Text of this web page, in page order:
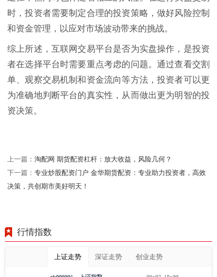
时，投资者需要制定合理的投资策略，做好风险控制
和资金管理，以应对市场波动带来的挑战。
综上所述，互联网交易平台是否为实盘操作，是投资
者在选择平台时需要重点考虑的问题。通过查看交割
单、观察交易机制和资金流向等方法，投资者可以更
为准确地判断平台的真实性，从而做出更为明智的投
资决策。
上一篇： 淘配网 期货配资杠杆：放大收益，风险几何？
下一篇： 专业炒股配资门户 金华期货配资：专业助力投资者，高效
决策，共创期市美好明天！
行情指数
上证走势 深证走势 创业走势